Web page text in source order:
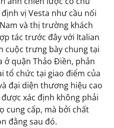
vị Vesta như cầu nối
và thị trường khách
tác trước đây với Italian
cuộc trưng bày chung tại
ở quận Thảo Điền, phản
tổ chức tại giao điểm của
đại diện thương hiệu cao
xác định không phải
cung cấp, mà bởi chất
đằng sau đó.